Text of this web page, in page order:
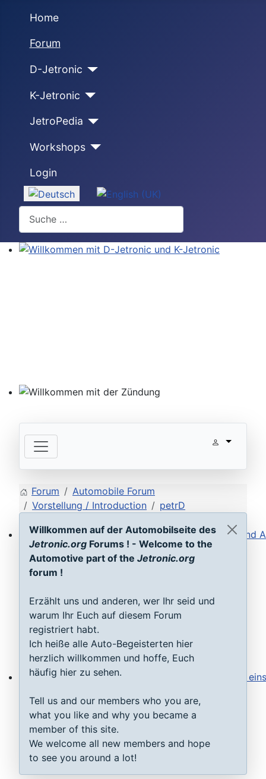
Home
Forum
D-Jetronic
K-Jetronic
JetroPedia
Workshops
Login
Sprache auswählen
Suchen
Steuergeräte D-Jetronic & KE-Jetronic: Prüfen und
Forum
Automobile Forum
Vorstellung / Introduction
petrD
Willkommen auf der Automobilseite des
Jetronic.org Forums ! - Welcome to the
Automotive part of the Jetronic.org
forum !
Erzählt uns und anderen, wer Ihr seid und
warum Ihr Euch auf diesem Forum
registriert habt.
Ich heiße alle Auto-Begeisterten hier
herzlich willkommen und hoffe, Euch
häufig hier zu sehen.
Tell us and our members who you are,
what you like and why you became a
member of this site.
We welcome all new members and hope
to see you around a lot!